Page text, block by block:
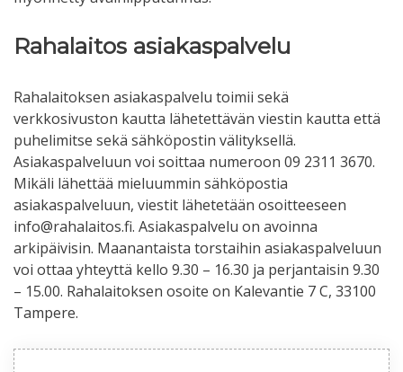
Rahalaitos asiakaspalvelu
Rahalaitoksen asiakaspalvelu toimii sekä
verkkosivuston kautta lähetettävän viestin kautta että
puhelimitse sekä sähköpostin välityksellä.
Asiakaspalveluun voi soittaa numeroon 09 2311 3670.
Mikäli lähettää mieluummin sähköpostia
asiakaspalveluun, viestit lähetetään osoitteeseen
info@rahalaitos.fi. Asiakaspalvelu on avoinna
arkipäivisin. Maanantaista torstaihin asiakaspalveluun
voi ottaa yhteyttä kello 9.30 – 16.30 ja perjantaisin 9.30
– 15.00. Rahalaitoksen osoite on Kalevantie 7 C, 33100
Tampere.